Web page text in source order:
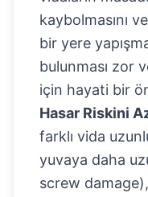
kaybolmasını
bir yere
bulunması zor
için hayati bir
Hasar Riskini
farklı vida
yuvaya daha
screw